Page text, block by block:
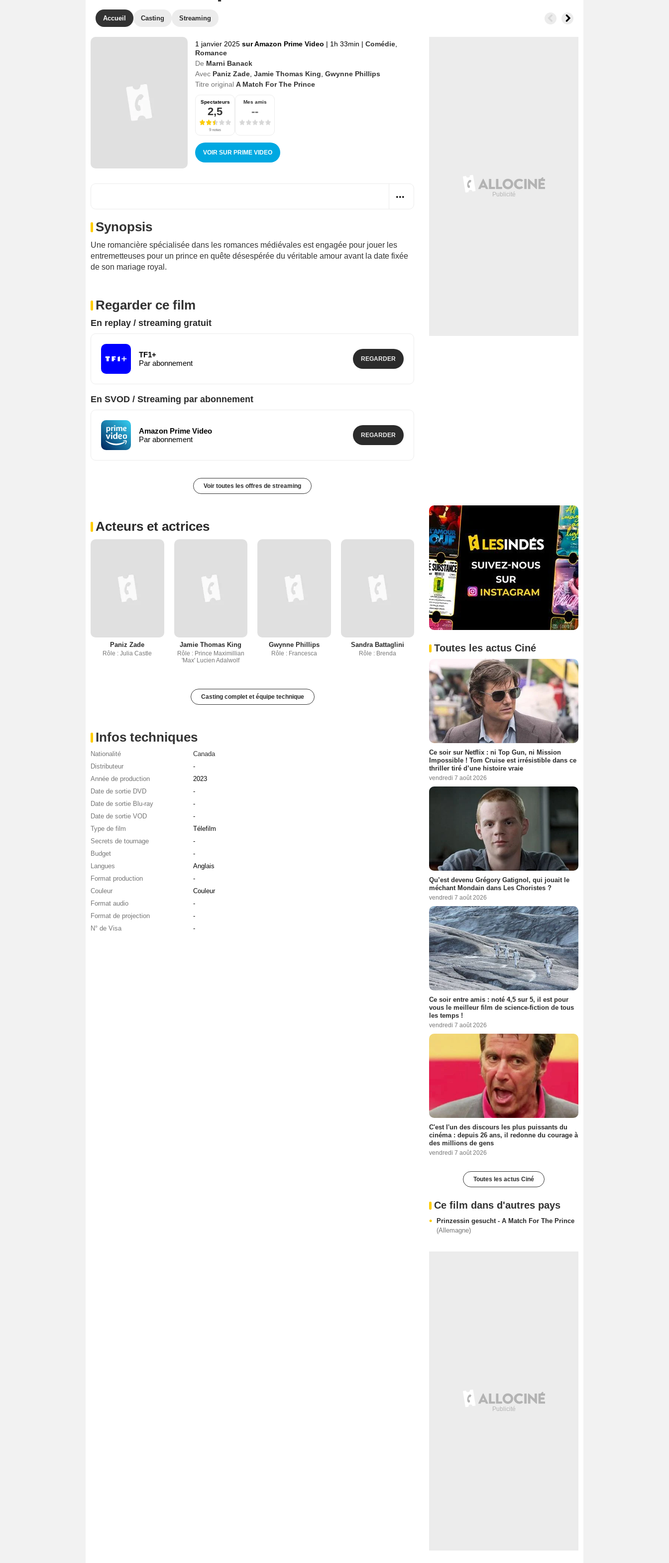
Accueil Casting Streaming
1 janvier 2025 sur Amazon Prime Video | 1h 33min | Comédie
Romance
De Marni Banack
Avec Paniz Zade Jamie Thomas King Gwynne Phillips
Titre original A Match For The Prince
Spectateurs
2,5
9 notes
Mes amis
--
VOIR SUR PRIME VIDEO
Synopsis
Une romancière spécialisée dans les romances médiévales est engagée pour jouer les
entremetteuses pour un prince en quête désespérée du véritable amour avant la date fixée
de son mariage royal.
Regarder ce film
En replay / streaming gratuit
TF1+
Par abonnement
REGARDER
En SVOD / Streaming par abonnement
Amazon Prime Video
Par abonnement
REGARDER
Voir toutes les offres de streaming
Acteurs et actrices
Paniz Zade
Rôle : Julia Castle
Jamie Thomas King
Rôle : Prince Maximillian
'Max' Lucien Adalwolf
Gwynne Phillips
Rôle : Francesca
Sandra Battaglini
Rôle : Brenda
Casting complet et équipe technique
Infos techniques
Nationalité
Canada
Distributeur
-
Année de production
2023
Date de sortie DVD
-
Date de sortie Blu-ray
-
Date de sortie VOD
-
Type de film
Télefilm
Secrets de tournage
-
Budget
-
Langues
Anglais
Format production
-
Couleur
Couleur
Format audio
-
Format de projection
-
N° de Visa
-
Toutes les actus Ciné
Ce soir sur Netflix : ni Top Gun, ni Mission
Impossible ! Tom Cruise est irrésistible dans ce
thriller tiré d’une histoire vraie
vendredi 7 août 2026
Qu’est devenu Grégory Gatignol, qui jouait le
méchant Mondain dans Les Choristes ?
vendredi 7 août 2026
Ce soir entre amis : noté 4,5 sur 5, il est pour
vous le meilleur film de science-fiction de tous
les temps !
vendredi 7 août 2026
C'est l'un des discours les plus puissants du
cinéma : depuis 26 ans, il redonne du courage à
des millions de gens
vendredi 7 août 2026
Toutes les actus Ciné
Ce film dans d'autres pays
Prinzessin gesucht - A Match For The Prince
(Allemagne)